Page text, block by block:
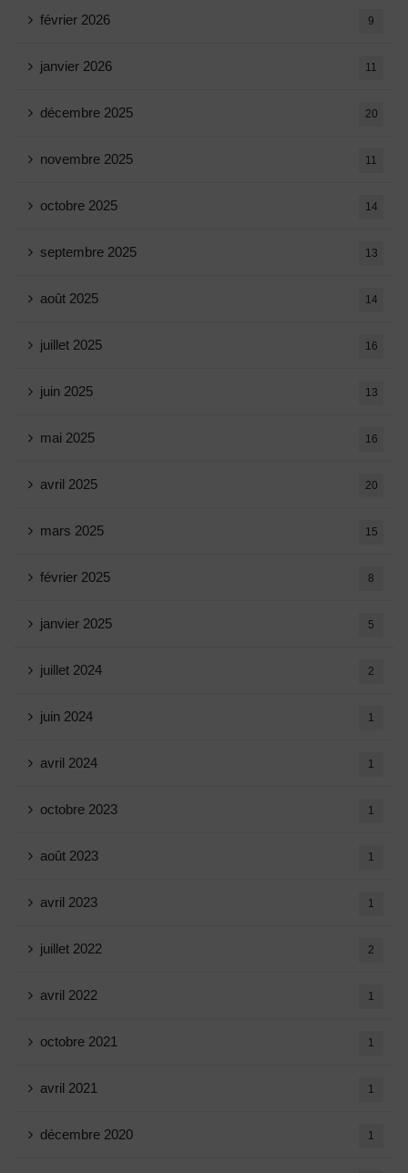
février 2026 9
janvier 2026 11
décembre 2025 20
novembre 2025 11
octobre 2025 14
septembre 2025 13
août 2025 14
juillet 2025 16
juin 2025 13
mai 2025 16
avril 2025 20
mars 2025 15
février 2025 8
janvier 2025 5
juillet 2024 2
juin 2024 1
avril 2024 1
octobre 2023 1
août 2023 1
avril 2023 1
juillet 2022 2
avril 2022 1
octobre 2021 1
avril 2021 1
décembre 2020 1